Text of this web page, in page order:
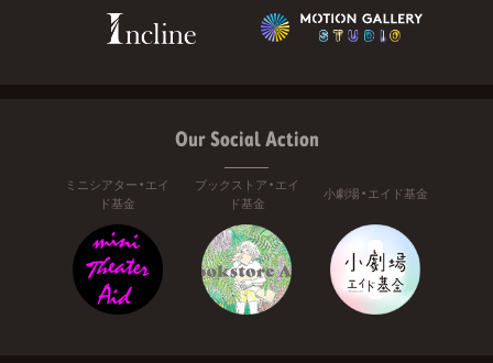
Our Social Action
ミニシアター・エイ
ド基金
ブックストア・エイ
ド基金
小劇場・エイド基金